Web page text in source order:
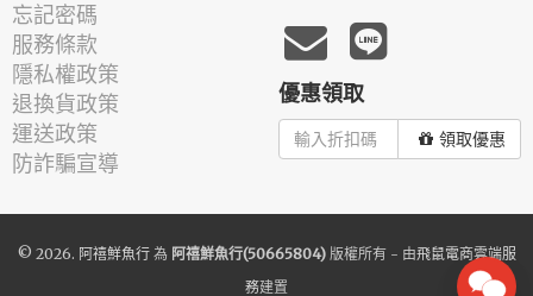
忘記密碼
服務條款
隱私權政策
退換貨政策
運送政策
防詐騙宣導
優惠領取
領取優惠
© 2026. 阿禧鮮魚行為 阿禧鮮魚行(50665804)版權所有 - 由飛鼠電商雲端服
務建置